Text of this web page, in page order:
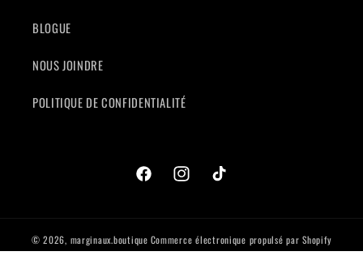
BLOGUE
NOUS JOINDRE
POLITIQUE DE CONFIDENTIALITÉ
FacebookInstagramTikTok
© 2026, marginaux.boutique Commerce électronique propulsé par Shopify